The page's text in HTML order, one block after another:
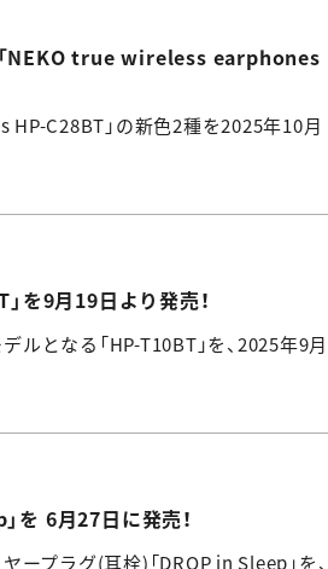
「NEKO true wireless earphones
C28BT」の新色2種を2025年10月
を9月19日より発売！
となる「HP-T10BT」を、2025年9月
6月27日に発売！
プラグ(耳栓)「DROP in Sleep」を、